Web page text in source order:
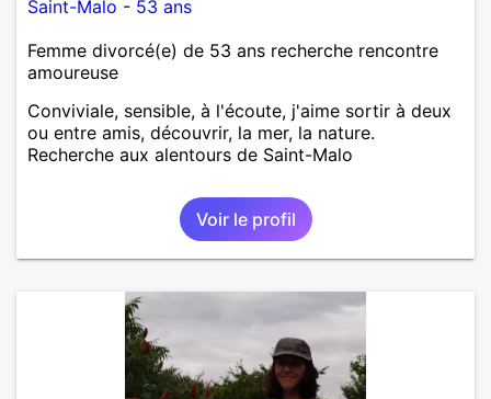
Saint-Malo - 53 ans
Femme divorcé(e) de 53 ans recherche rencontre
amoureuse
Conviviale, sensible, à l'écoute, j'aime sortir à deux
ou entre amis, découvrir, la mer, la nature.
Recherche aux alentours de Saint-Malo
Voir le profil